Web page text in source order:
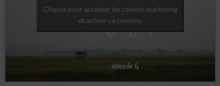
Cliquez pour accepter les cookies marketing
et activer ce contenu